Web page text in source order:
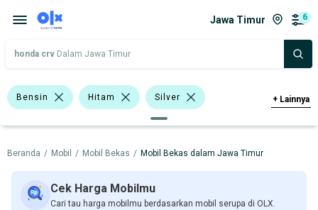
Jawa Timur 6
honda crv Dalam Jawa Timur
Bensin Hitam Silver
Merah Putih Diler
>2.000 - 3.000 Cc Bursa Mobil DTC
SUV Hatchback
+ Lainnya
Beranda / Mobil / Mobil Bekas / Mobil Bekas dalam Jawa Timur
Cek Harga Mobilmu
Cari tau harga mobilmu berdasarkan mobil serupa di OLX.